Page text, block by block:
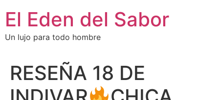
El Eden del Sabor
Un lujo para todo hombre
RESEÑA 18 DE